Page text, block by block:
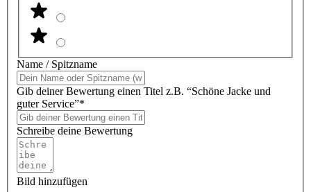
Name / Spitzname
Gib deiner Bewertung einen Titel z.B. “Schöne Jacke und
guter Service”*
Schreibe deine Bewertung
Bild hinzufügen